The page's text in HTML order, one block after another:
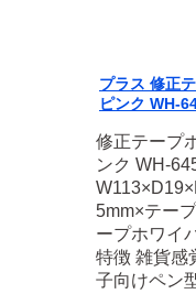
プラス 修正
ピンク WH-
修正テープ
ンク WH-
5mm×テー
ープホワイ
特徴 雑貨感
子向けペン